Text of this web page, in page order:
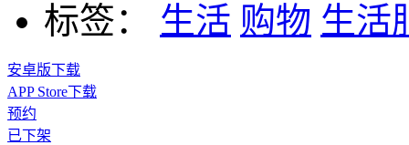
标签：
生活 购物 生活
安卓版下载
APP Store下载
预约
已下架